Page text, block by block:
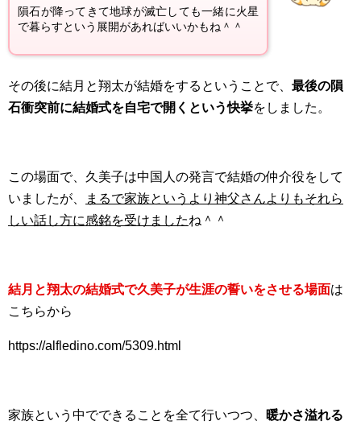
隕石が降ってきて地球が滅亡しても一緒に火星
で暮らすという展開があればいいかもね＾＾
その後に結月と翔太が結婚をするということで、 最後の隕
石衝突前に結婚式を自宅で開くという快挙をしました。
この場面で、久美子は中国人の発言で結婚の仲介役をして
いましたが、
まるで家族というより神父さんよりもそれら
しい話し方に感銘を受けましたね＾＾
結月と翔太の結婚式で久美子が生涯の誓いをさせる場面は
こちらから
https://alfledino.com/5309.html
家族という中でできることを全て行いつつ、
暖かさ溢れる